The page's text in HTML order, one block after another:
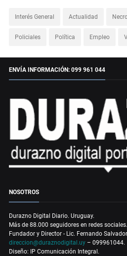
Interés General Actualidad
Policiales Política Empleo
ENVÍA INFORMACIÓN: 099 961 044
NOSOTROS
Durazno Digital Diario. Uruguay.
Más de 88.000 seguidores en redes sociales.
Fundador y Director - Lic. Fernando
direccion@duraznodigital.uy – 099961044.
Diseño: IP Comunicación Integral.